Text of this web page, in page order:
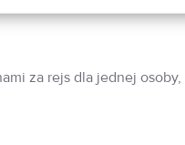
za rejs dla jednej